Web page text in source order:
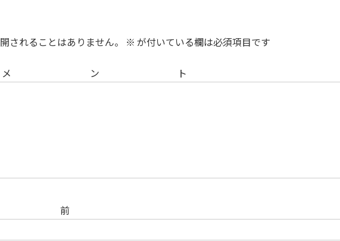
されることはありません。 ※ が付いている欄は必須項目です
メント
前